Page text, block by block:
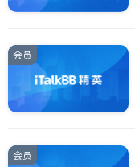
会员
会员